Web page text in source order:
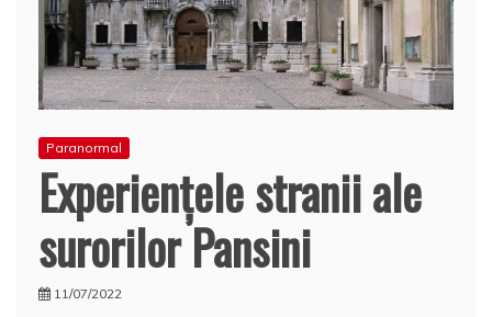
Paranormal
Experienţele stranii ale
surorilor Pansini
11/07/2022